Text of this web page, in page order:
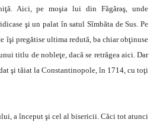
Aici, pe moşia lui din Făgăraş, unde
şi un palat în satul Sîmbăta de Sus. Pe
îşi pregătise ultima redută, ba chiar obţinuse
titlu de nobleţe, dacă se retrăgea aici. Dar
şi tăiat la Constantinopole, în 1714, cu toţi
a început şi cel al bisericii. Căci tot atunci